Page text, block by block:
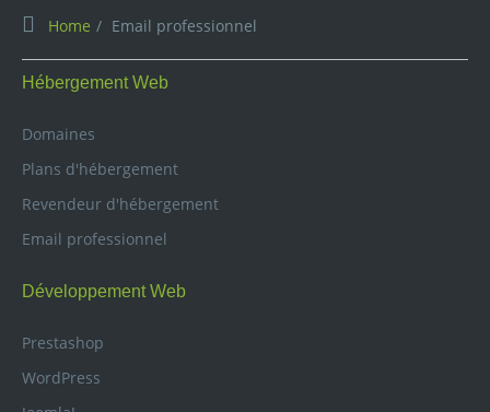
Home Email professionnel
Hébergement Web
Domaines
Plans d'hébergement
Revendeur d'hébergement
Email professionnel
Développement Web
Prestashop
WordPress